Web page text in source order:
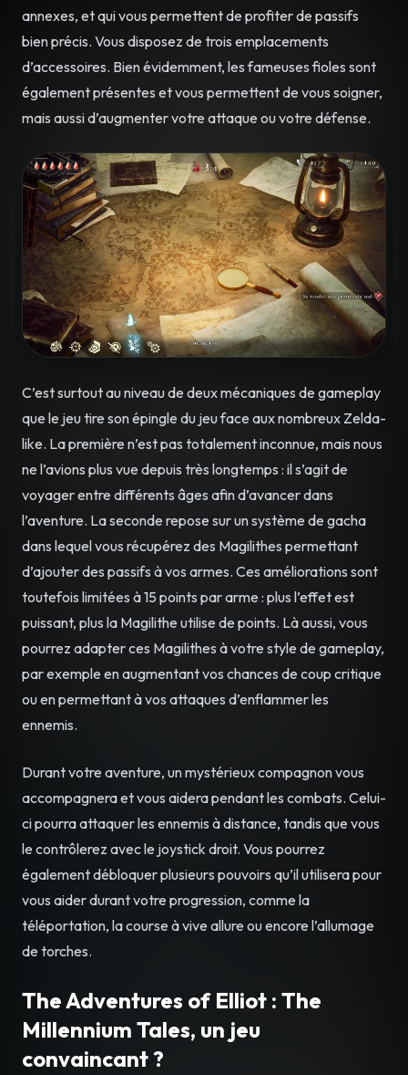
annexes, et qui vous permettent de profiter de passifs
bien précis. Vous disposez de trois emplacements
d’accessoires. Bien évidemment, les fameuses fioles sont
également présentes et vous permettent de vous soigner,
mais aussi d’augmenter votre attaque ou votre défense.
C’est surtout au niveau de deux mécaniques de gameplay
que le jeu tire son épingle du jeu face aux nombreux Zelda-
like. La première n’est pas totalement inconnue, mais nous
ne l’avions plus vue depuis très longtemps : il s’agit de
voyager entre différents âges afin d’avancer dans
l’aventure. La seconde repose sur un système de gacha
dans lequel vous récupérez des Magilithes permettant
d’ajouter des passifs à vos armes. Ces améliorations sont
toutefois limitées à 15 points par arme : plus l’effet est
puissant, plus la Magilithe utilise de points. Là aussi, vous
pourrez adapter ces Magilithes à votre style de gameplay,
par exemple en augmentant vos chances de coup critique
ou en permettant à vos attaques d’enflammer les
ennemis.
Durant votre aventure, un mystérieux compagnon vous
accompagnera et vous aidera pendant les combats. Celui-
ci pourra attaquer les ennemis à distance, tandis que vous
le contrôlerez avec le joystick droit. Vous pourrez
également débloquer plusieurs pouvoirs qu’il utilisera pour
vous aider durant votre progression, comme la
téléportation, la course à vive allure ou encore l’allumage
de torches.
The Adventures of Elliot : The
Millennium Tales, un jeu
convaincant ?